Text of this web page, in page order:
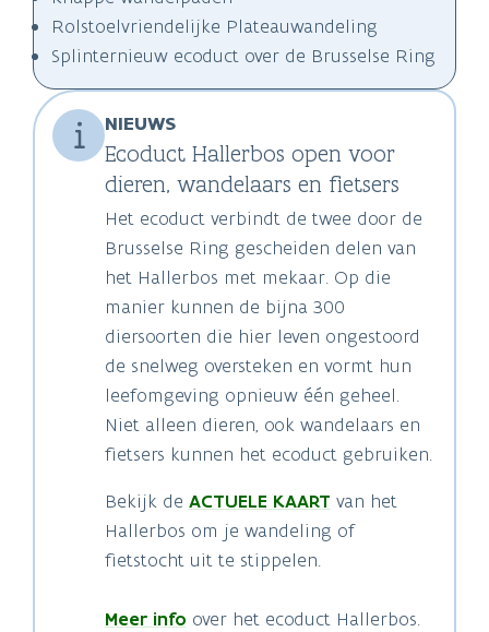
Rolstoelvriendelijke Plateauwandeling
Splinternieuw ecoduct over de Brusselse Ring
NIEUWS
Ecoduct Hallerbos open voor
dieren, wandelaars en fietsers
Het ecoduct verbindt de twee door de
Brusselse Ring gescheiden delen van
het Hallerbos met mekaar. Op die
manier kunnen de bijna 300
diersoorten die hier leven ongestoord
de snelweg oversteken en vormt hun
leefomgeving opnieuw één geheel.
Niet alleen dieren, ook wandelaars en
fietsers kunnen het ecoduct gebruiken.
Bekijk de ACTUELE KAART van het
Hallerbos om je wandeling of
fietstocht uit te stippelen.
Meer info over het ecoduct Hallerbos.